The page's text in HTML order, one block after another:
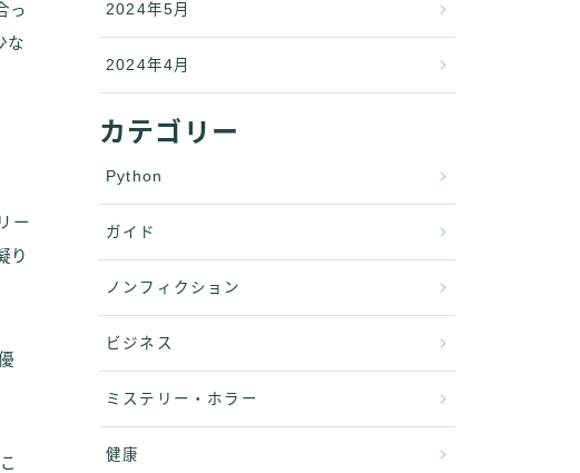
っ
な
ー
り
2024年5月
2024年4月
カテゴリー
Python
ガイド
ノンフィクション
ビジネス
ミステリー・ホラー
健康